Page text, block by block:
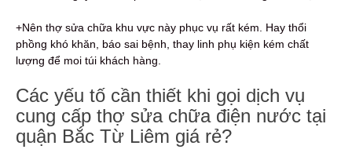
+Nên thợ sửa chữa khu vực này phục vụ rất kém. Hay thổi
phồng khó khăn, báo sai bệnh, thay linh phụ kiện kém chất
lượng để moi túi khách hàng.
Các yếu tố cần thiết khi gọi dịch vụ
cung cấp thợ sửa chữa điện nước tại
quận Bắc Từ Liêm giá rẻ?